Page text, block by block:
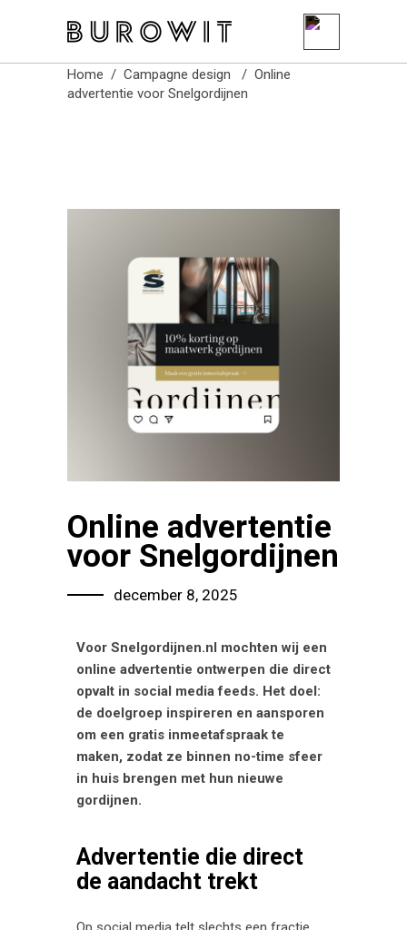
Home / Campagne design / Online
advertentie voor Snelgordijnen
Online advertentie
voor Snelgordijnen
december 8, 2025
Voor Snelgordijnen.nl mochten wij een
online advertentie ontwerpen die direct
opvalt in social media feeds. Het doel:
de doelgroep inspireren en aansporen
om een gratis inmeetafspraak te
maken, zodat ze binnen no-time sfeer
in huis brengen met hun nieuwe
gordijnen.
Advertentie die direct
de aandacht trekt